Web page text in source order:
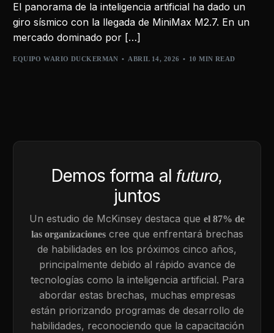
El panorama de la inteligencia artificial ha dado un
giro sísmico con la llegada de MiniMax M2.7. En un
mercado dominado por […]
EQUIPO WARIO DUCKERMAN ABRIL 14, 2026 10 MIN READ
Demos forma al futuro,
juntos
Un estudio de McKinsey destaca que el 87% de
las organizacionescree que enfrentará brechas
de habilidades en los próximos cinco años,
principalmente debido al rápido avance de
tecnologías como la inteligencia artificial. Para
abordar estas brechas, muchas empresas
están priorizando programas de desarrollo de
habilidades, reconociendo que la capacitación